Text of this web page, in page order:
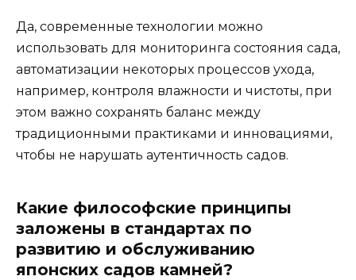
Да, современные технологии можно
использовать для мониторинга состояния сада,
автоматизации некоторых процессов ухода,
например, контроля влажности и чистоты, при
этом важно сохранять баланс между
традиционными практиками и инновациями,
чтобы не нарушать аутентичность садов.
Какие философские принципы
заложены в стандартах по
развитию и обслуживанию
японских садов камней?